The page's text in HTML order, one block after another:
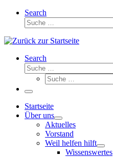
Search
Suche
Search
Suche
Suche
Menü
Startseite
Über uns
Aktuelles
Vorstand
Weil helfen hilft
Wissenswertes